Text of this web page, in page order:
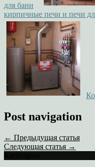
для бани
кирпичные печи и печи
Post navigation
← Предыдущая статья
Следующая статья →